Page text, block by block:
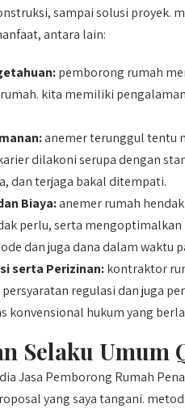
sampai solusi proyek.
antara lain:
pemborong rumah
kita memiliki
anemer terunggul tentu
dilakoni serupa dengan
dan terjaga bakal ditempati.
Biaya:anemer rumah
perlu, serta
dan juga dana dalam waktu
serta Perizinan:kontraktor
regulasi dan juga
konvensional hukum yang
Selaku Umum
Jasa Pemborong Rumah
yang saya tangani.